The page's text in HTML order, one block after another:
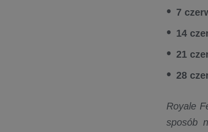
7
14
21
28
Royale
sposób